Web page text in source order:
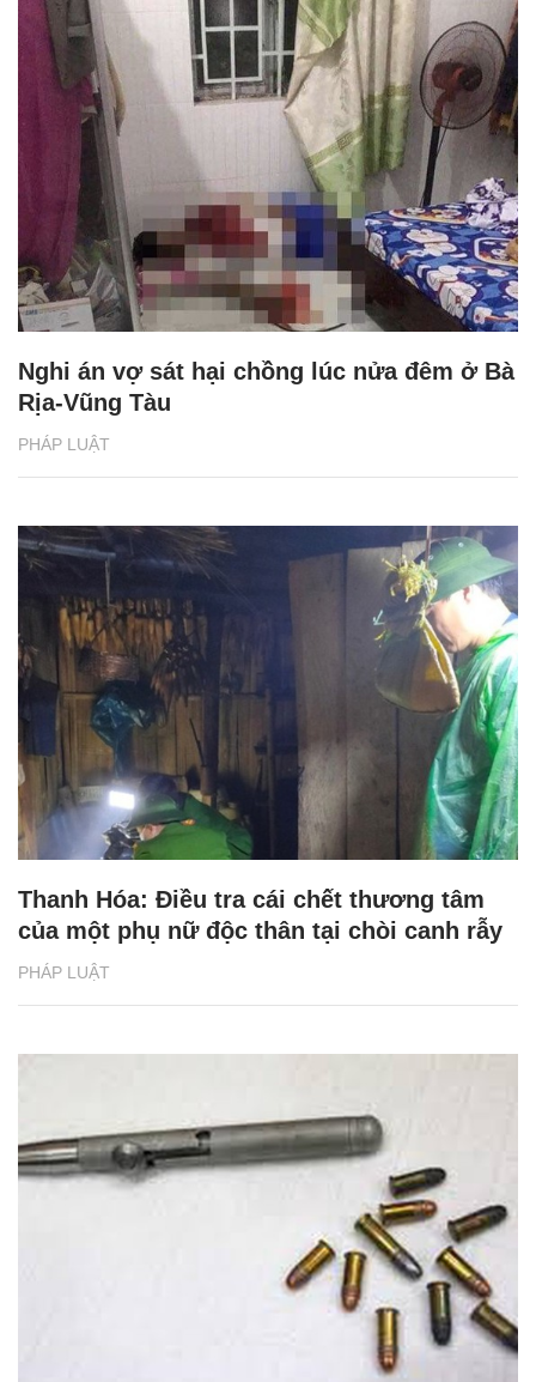
PHÁP LUẬT
Nghi án vợ sát hại chồng lúc nửa đêm ở Bà
Rịa-Vũng Tàu
PHÁP LUẬT
Thanh Hóa: Điều tra cái chết thương tâm
của một phụ nữ độc thân tại chòi canh rẫy